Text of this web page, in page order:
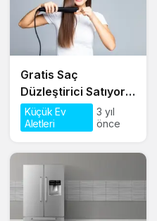
Gratis Saç
Düzleştirici Satıyor
mu?
Küçük Ev
Aletleri
3 yıl
önce